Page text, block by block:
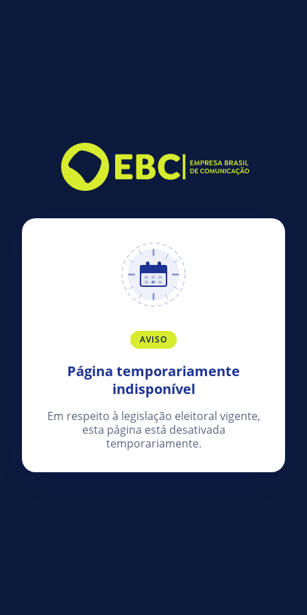
AVISO
Página temporariamente
indisponível
Em respeito à legislação eleitoral vigente,
esta página está desativada
temporariamente.